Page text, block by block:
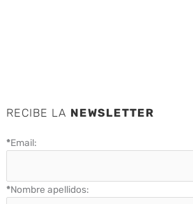
RECIBE LA NEWSLETTER
*Email:
*Nombre apellidos: